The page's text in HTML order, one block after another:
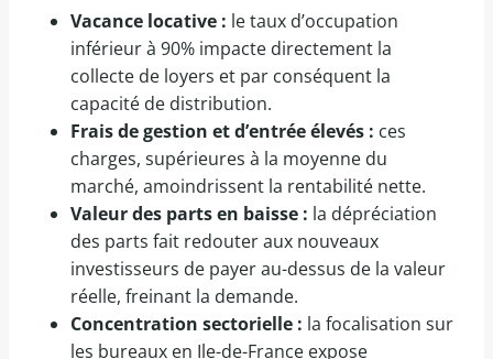
Vacance locative : le taux d’occupation
inférieur à 90% impacte directement la
collecte de loyers et par conséquent la
capacité de distribution.
Frais de gestion et d’entrée élevés : ces
charges, supérieures à la moyenne du
marché, amoindrissent la rentabilité nette.
Valeur des parts en baisse : la dépréciation
des parts fait redouter aux nouveaux
investisseurs de payer au-dessus de la valeur
réelle, freinant la demande.
Concentration sectorielle : la focalisation sur
les bureaux en Ile-de-France expose